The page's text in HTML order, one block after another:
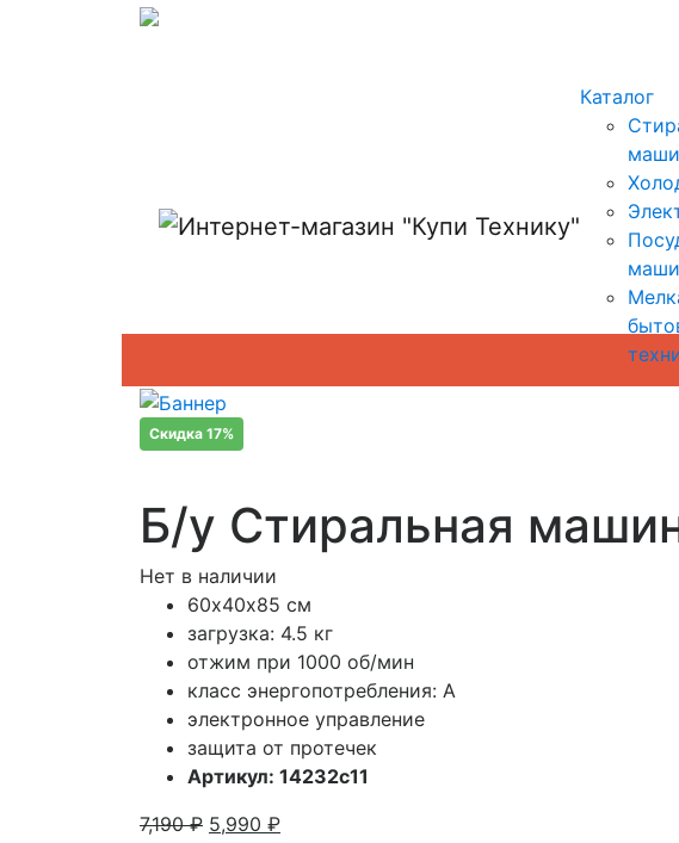
Каталог
Скидка 17%
Б/у Стиральная
Нет в наличии
60х40х85 см
загрузка: 4.5 кг
отжим при 1000 об/мин
класс энергопотребления: A
электронное управление
защита от протечек
Артикул: 14232c11
7,190₽ 5,990 ₽